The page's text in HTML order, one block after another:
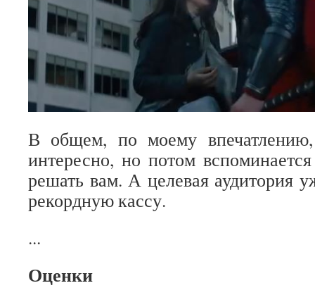
В общем, по моему
интересно, но потом
решать вам. А целевая аудитория
рекордную кассу.
...
Оценки